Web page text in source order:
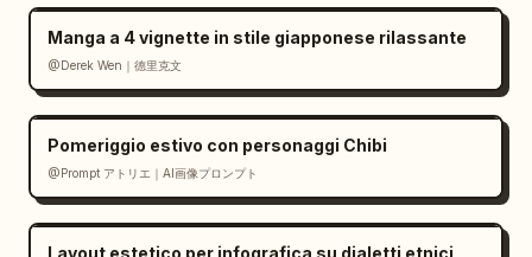
Manga a 4 vignette in stile giapponese rilassante
@Derek Wen｜德里克文
Pomeriggio estivo con personaggi Chibi
@Prompt アトリエ｜AI画像プロンプト
Layout estetico per infografica su dialetti etnici